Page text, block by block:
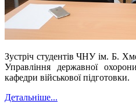
Зустріч студентів ЧНУ ім. Б.
Управління державної
кафедри військової підготовки.
Детальніше...